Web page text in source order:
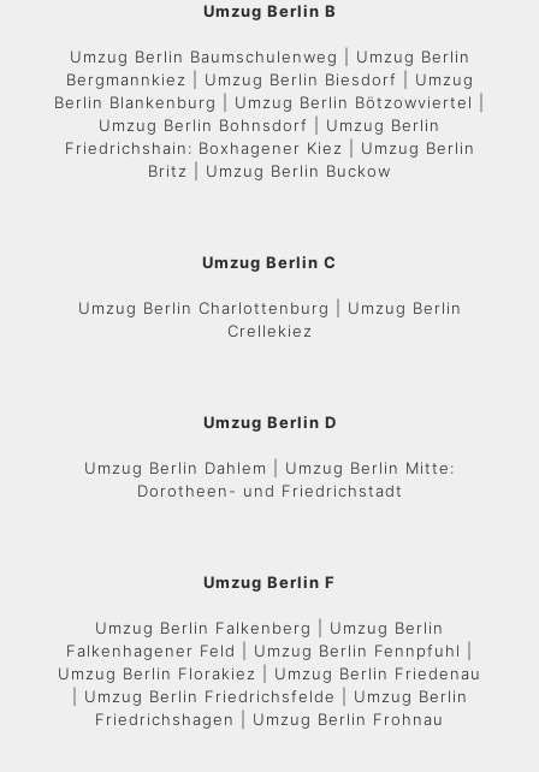
Umzug Berlin B
Umzug Berlin Baumschulenweg | Umzug Berlin
Bergmannkiez | Umzug Berlin Biesdorf | Umzug
Berlin Blankenburg | Umzug Berlin Bötzowviertel |
Umzug Berlin Bohnsdorf | Umzug Berlin
Friedrichshain: Boxhagener Kiez | Umzug Berlin
Britz | Umzug Berlin Buckow
Umzug Berlin C
Umzug Berlin Charlottenburg | Umzug Berlin
Crellekiez
Umzug Berlin D
Umzug Berlin Dahlem | Umzug Berlin Mitte:
Dorotheen- und Friedrichstadt
Umzug Berlin F
Umzug Berlin Falkenberg | Umzug Berlin
Falkenhagener Feld | Umzug Berlin Fennpfuhl |
Umzug Berlin Florakiez | Umzug Berlin Friedenau
| Umzug Berlin Friedrichsfelde | Umzug Berlin
Friedrichshagen | Umzug Berlin Frohnau